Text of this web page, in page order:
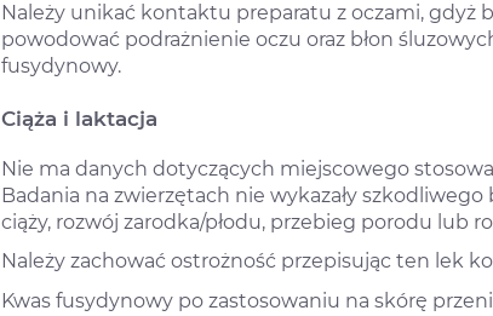
Należy unikać kontaktu preparatu z oczami, gdyż
powodować podrażnienie oczu oraz błon
fusydynowy.
Ciąża i laktacja
Nie ma danych dotyczących miejscowego
Badania na zwierzętach nie wykazały
ciąży, rozwój zarodka/płodu, przebieg porodu lub
Należy zachować ostrożność przepisując ten lek
Kwas fusydynowy po zastosowaniu na skórę